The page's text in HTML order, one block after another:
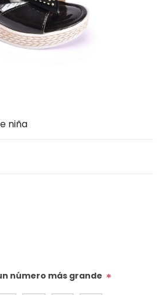
niña
número más grande *